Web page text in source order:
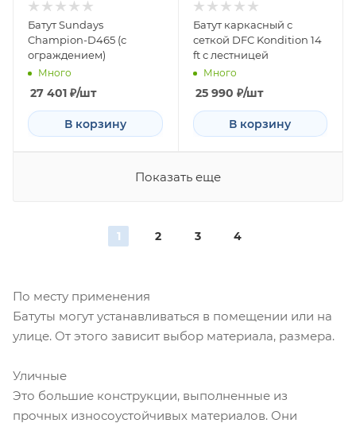
Батут Sundays
Champion-D465 (с
ограждением)
Много
27 401 ₽/шт
В корзину
Батут каркасный с
сеткой DFC Kondition 14
ft с лестницей
Много
25 990 ₽/шт
В корзину
Показать еще
1 2 3 4
По месту применения
Батуты могут устанавливаться в помещении или на
улице. От этого зависит выбор материала, размера.
Уличные
Это большие конструкции, выполненные из
прочных износоустойчивых материалов. Они